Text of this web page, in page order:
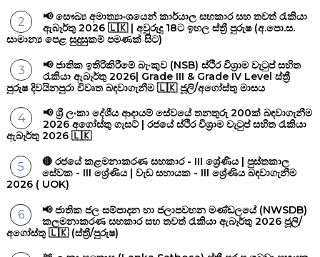
📢 සෞඛ්‍ය අමාත්‍යාංශයෙන් කාර්යාල සහකාර සහ තවත් රැකියා
ඇබෑර්තු 2026 🇱🇰 | අවුරුදු 18ට ඉහල ස්ත්‍රී පුරුෂ (අ.පො.ස.
සාමාන්‍ය පෙළ සුදුසුකම් පමණක් සිට)
📢 ජාතික ඉතිරිකිරීමේ බැංකුව (NSB) ස්ථිර විශ්‍රාම වැටුප් සහිත
රැකියා ඇබෑර්තු 2026| Grade III & Grade IV Level ස්ත්‍රී
පුරුෂ දිවයිනපුරා විවෘත බඳවාගැනීම 🇱🇰 ජූලි/අගෝස්තු මාසය
📢 ශ්‍රී ලංකා දේශීය ආදායම් සේවයේ තනතුරු 200ක් බඳවාගැනීම
2026 අගෝස්තු ගැසට් | රජයේ ස්ථිර විශ්‍රාම වැටුප් සහිත රැකියා
ඇබෑර්තු 2026 🇱🇰
🔴 රජයේ කළමනාකරණ සහකාර - III ශ්‍රේණිය | පුස්තකාල
සේවක - III ශ්‍රේණිය | වැඩ සහායක - III ශ්‍රේණිය බඳවාගැනීම
2026 ( UOK)
📢 ජාතික ජල සම්පාදන හා ජලාපවහන මණ්ඩලයේ (NWSDB)
කලමනාකරණ සහකාර සහ තවත් රැකියා ඇබෑර්තු 2026 ජූලි/
අගෝස්තු 🇱🇰 (ස්ත්‍රී/පුරුෂ)